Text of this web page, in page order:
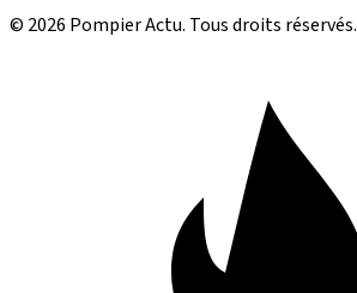
© 2026 Pompier Actu. Tous droits réservés.